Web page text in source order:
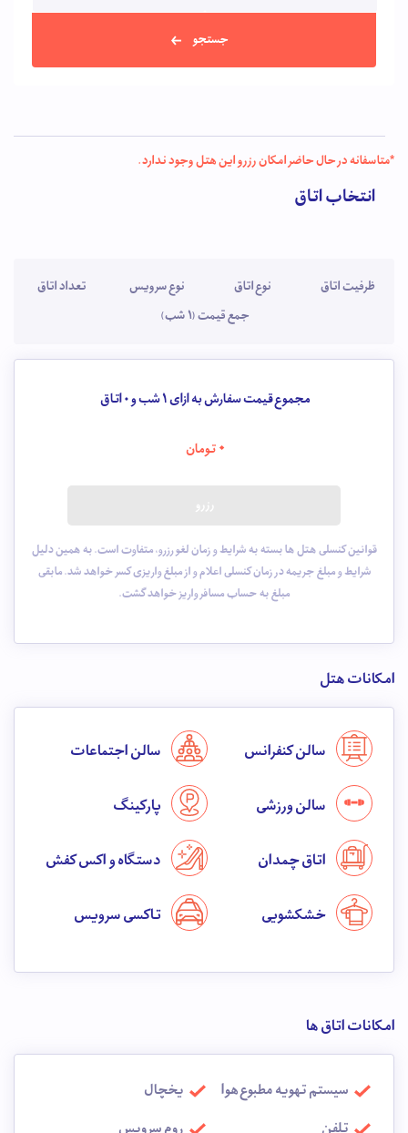
جستجو
*متاسفانه در حال حاضر امکان رزرو این هتل وجود ندارد.
انتخاب اتاق
ظرفیت اتاق نوع اتاق نوع سرویس
تعداد اتاق
جمع قیمت (1 شب)
مجموع قیمت سفارش به ازای 1 شب و 0اتاق
0تومان
قوانین کنسلی هتل ها بسته به شرایط و زمان لغو رزرو، متفاوت است. به همین دلیل
شرایط و مبلغ جریمه در زمان کنسلی اعلام و از مبلغ واریزی کسر خواهد شد. مابقی
مبلغ به حساب مسافر واریز خواهد گشت.
امکانات هتل
سالن کنفرانس سالن اجتماعات
سالن ورزشی پارکینگ
اتاق چمدان دستگاه واکس کفش
خشکشویی تاکسی سرویس
امکانات اتاق ها
سیستم تهویه مطبوع هوا
یخچال
تلفن
روم سرویس